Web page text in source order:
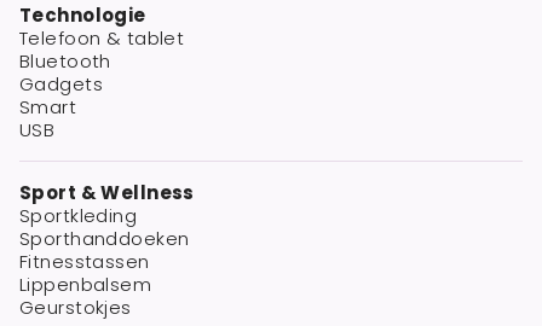
Technologie
Telefoon & tablet
Bluetooth
Gadgets
Smart
USB
Sport & Wellness
Sportkleding
Sporthanddoeken
Fitnesstassen
Lippenbalsem
Geurstokjes